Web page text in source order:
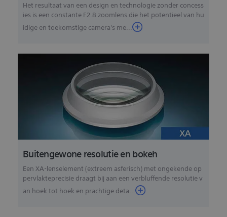
Het resultaat van een design en technologie zonder concess
ies is een constante F2.8 zoomlens die het potentieel van hu
idige en toekomstige camera's me...
Buitengewone resolutie en bokeh
Een XA-lenselement (extreem asferisch) met ongekende op
pervlakteprecisie draagt bij aan een verbluffende resolutie v
an hoek tot hoek en prachtige deta...